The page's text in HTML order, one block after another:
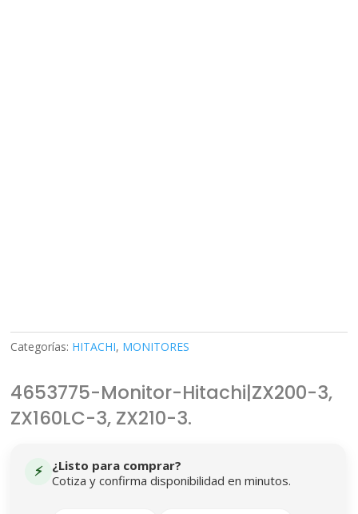
Categorías: HITACHI, MONITORES
4653775-Monitor-Hitachi|ZX200-3,
ZX160LC-3, ZX210-3.
⚡
¿Listo para comprar?
Cotiza y confirma disponibilidad en minutos.